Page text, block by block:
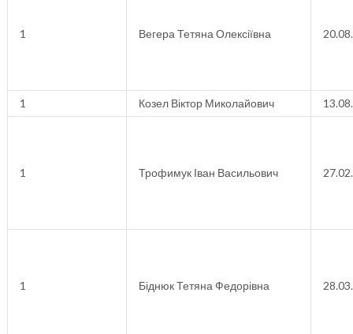
1 Вегера Тетяна Олексіївна
1 Козел Віктор Миколайович
1 Трофимук Іван Васильович
1 Біднюк Тетяна Федорівна